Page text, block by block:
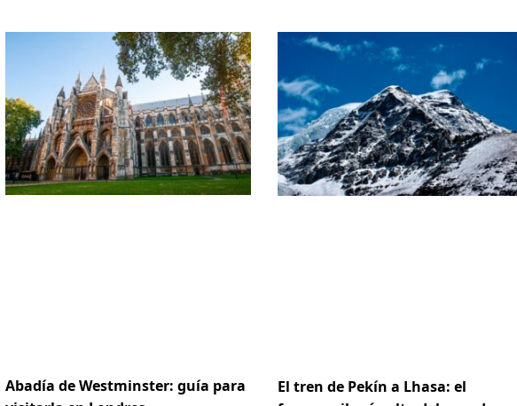
Abadía de Westminster: guía para
El tren de Pekín a Lhasa: el